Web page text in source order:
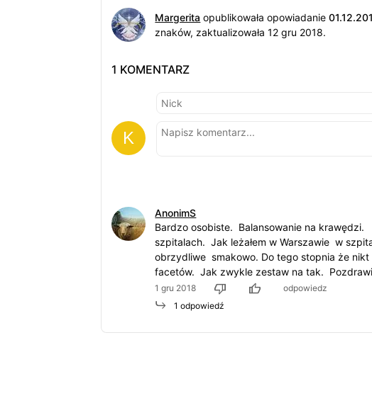
Margerita opublikowała opowiadanie
znaków, zaktualizowała 12 gru 2018.
1 KOMENTARZ
AnonimS
Bardzo osobiste. Balansowanie na
szpitalach. Jak leżałem w Warszawie w
obrzydliwe smakowo. Do tego stopnia że nikt
facetów. Jak zwykle zestaw na tak.
1 gru 2018
odpowiedz
1 odpowiedź